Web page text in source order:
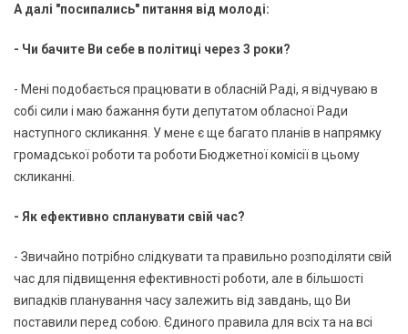
А далі "посипались" питання від молоді:
- Чи бачите Ви себе в політиці через 3 роки?
- Мені подобається працювати в обласній Раді, я відчуваю в
собі сили і маю бажання бути депутатом обласної Ради
наступного скликання. У мене є ще багато планів в напрямку
громадської роботи та роботи Бюджетної комісії в цьому
скликанні.
- Як ефективно спланувати свій час?
- Звичайно потрібно слідкувати та правильно розподіляти свій
час для підвищення ефективності роботи, але в більшості
випадків планування часу залежить від завдань, що Ви
поставили перед собою. Єдиного правила для всіх та на всі